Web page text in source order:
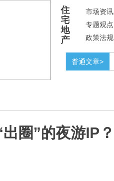
住
宅
地
产
市场资讯
专题观点
政策法规
普通文章>
圈”的夜游IP？